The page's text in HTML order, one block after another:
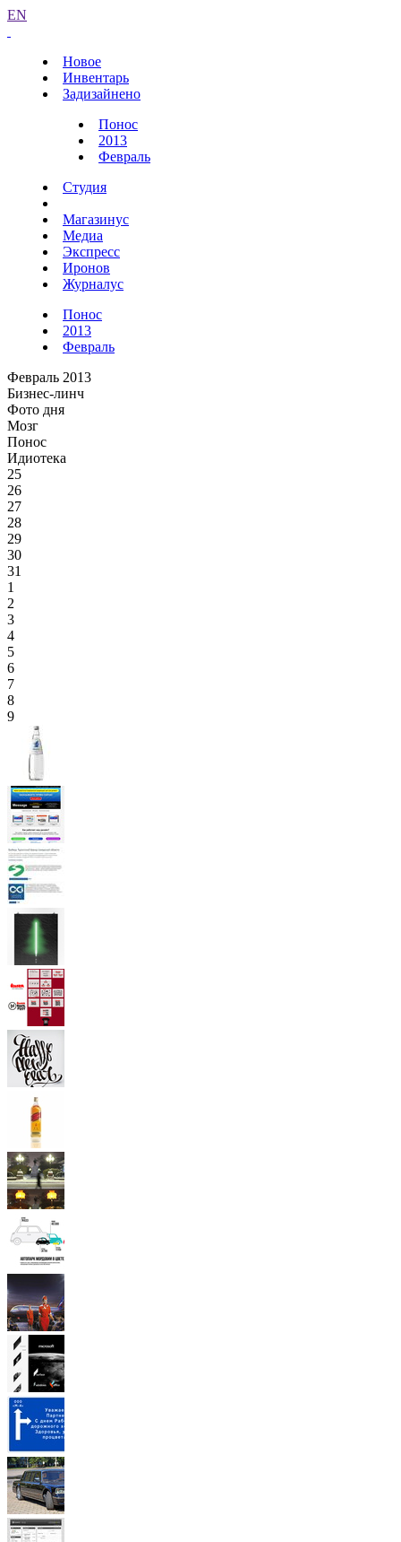
EN
Новое
Инвентарь
Задизайнено
Понос
2013
Февраль
Студия
Магазинус
Медиа
Экспресс
Иронов
Журналус
Понос
2013
Февраль
Февраль 2013
Бизнес-линч
Фото дня
Мозг
Понос
Идиотека
25
26
27
28
29
30
31
1
2
3
4
5
6
7
8
9